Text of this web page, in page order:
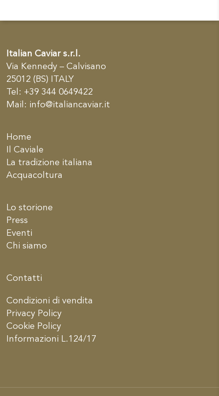
Italian Caviar s.r.l.
Via Kennedy – Calvisano
25012 (BS) ITALY
Tel: +39 344 0649422
Mail: info@italiancaviar.it
Home
Il Caviale
La tradizione italiana
Acquacoltura
Lo storione
Press
Eventi
Chi siamo
Contatti
Condizioni di vendita
Privacy Policy
Cookie Policy
Informazioni L.124/17